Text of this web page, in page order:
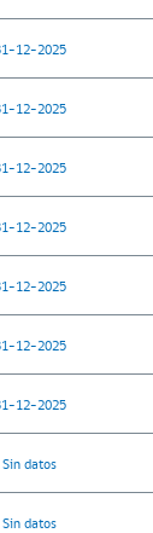
12-2025
12-2025
12-2025
12-2025
12-2025
12-2025
12-2025
Sin datos
Sin datos